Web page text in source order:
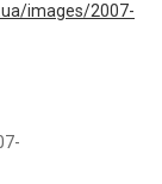
images/2007-